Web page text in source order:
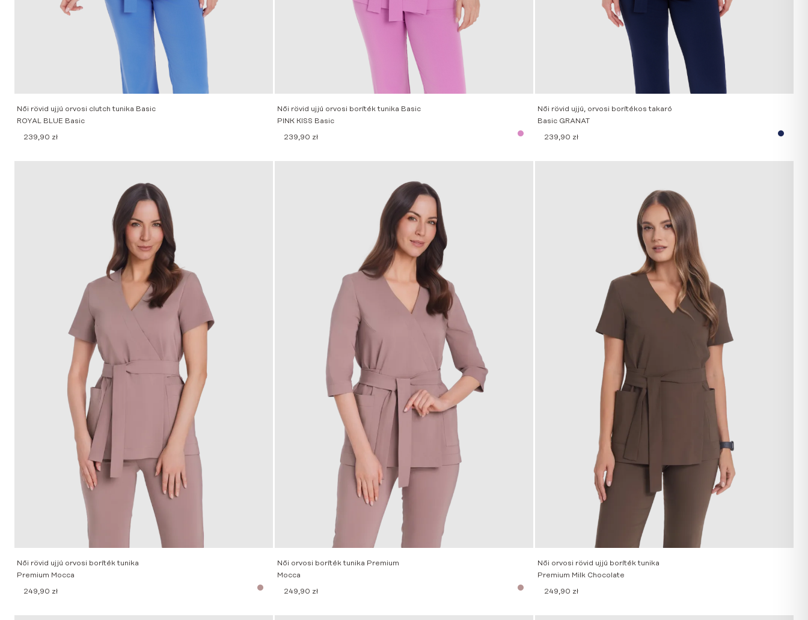
Női rövid ujjú orvosi clutch tunika Basic
ROYAL BLUE Basic
239,90 zł
Női rövid ujjú orvosi boríték tunika Basic
PINK KISS Basic
239,90 zł
Női rövid ujjú, orvosi borítékos takaró
Basic GRANAT
239,90 zł
Női rövid ujjú orvosi boríték tunika
Premium Mocca
249,90 zł
Női orvosi boríték tunika Premium
Mocca
249,90 zł
Női orvosi rövid ujjú boríték tunika
Premium Milk Chocolate
249,90 zł